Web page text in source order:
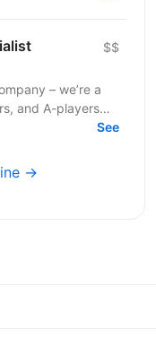
$$
– we’re a
and A-players
scale...
See
→